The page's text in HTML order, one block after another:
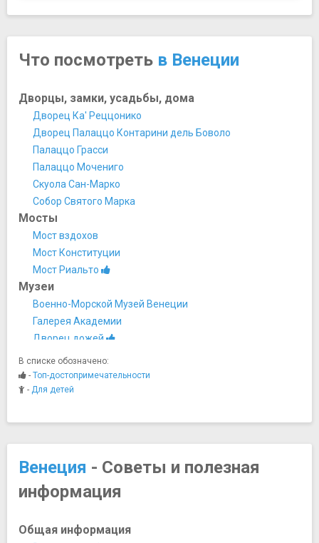
Что посмотреть в Венеции
Дворцы, замки, усадьбы, дома
Дворец Ка' Реццонико
Дворец Палаццо Контарини дель Боволо
Палаццо Грасси
Палаццо Мочениго
Скуола Сан-Марко
Собор Святого Марка
Мосты
Мост вздохов
Мост Конституции
Мост Риальто
Музеи
Военно-Морской Музей Венеции
Галерея Академии
Дворец дожей
Коллекция Пегги Гуггенхайм
Музей естественной истории
Музей Ка’ Пезаро
Ночная жизнь, рестораны, кабаре
Ресторан Osteria Antico Giardinetto
Ресторан Osteria Nono Risorto
Парки и природные достопримечательности
В списке обозначено:
- Топ-достопримечательности
- Для детей
Венеция - Советы и полезная
информация
Общая информация